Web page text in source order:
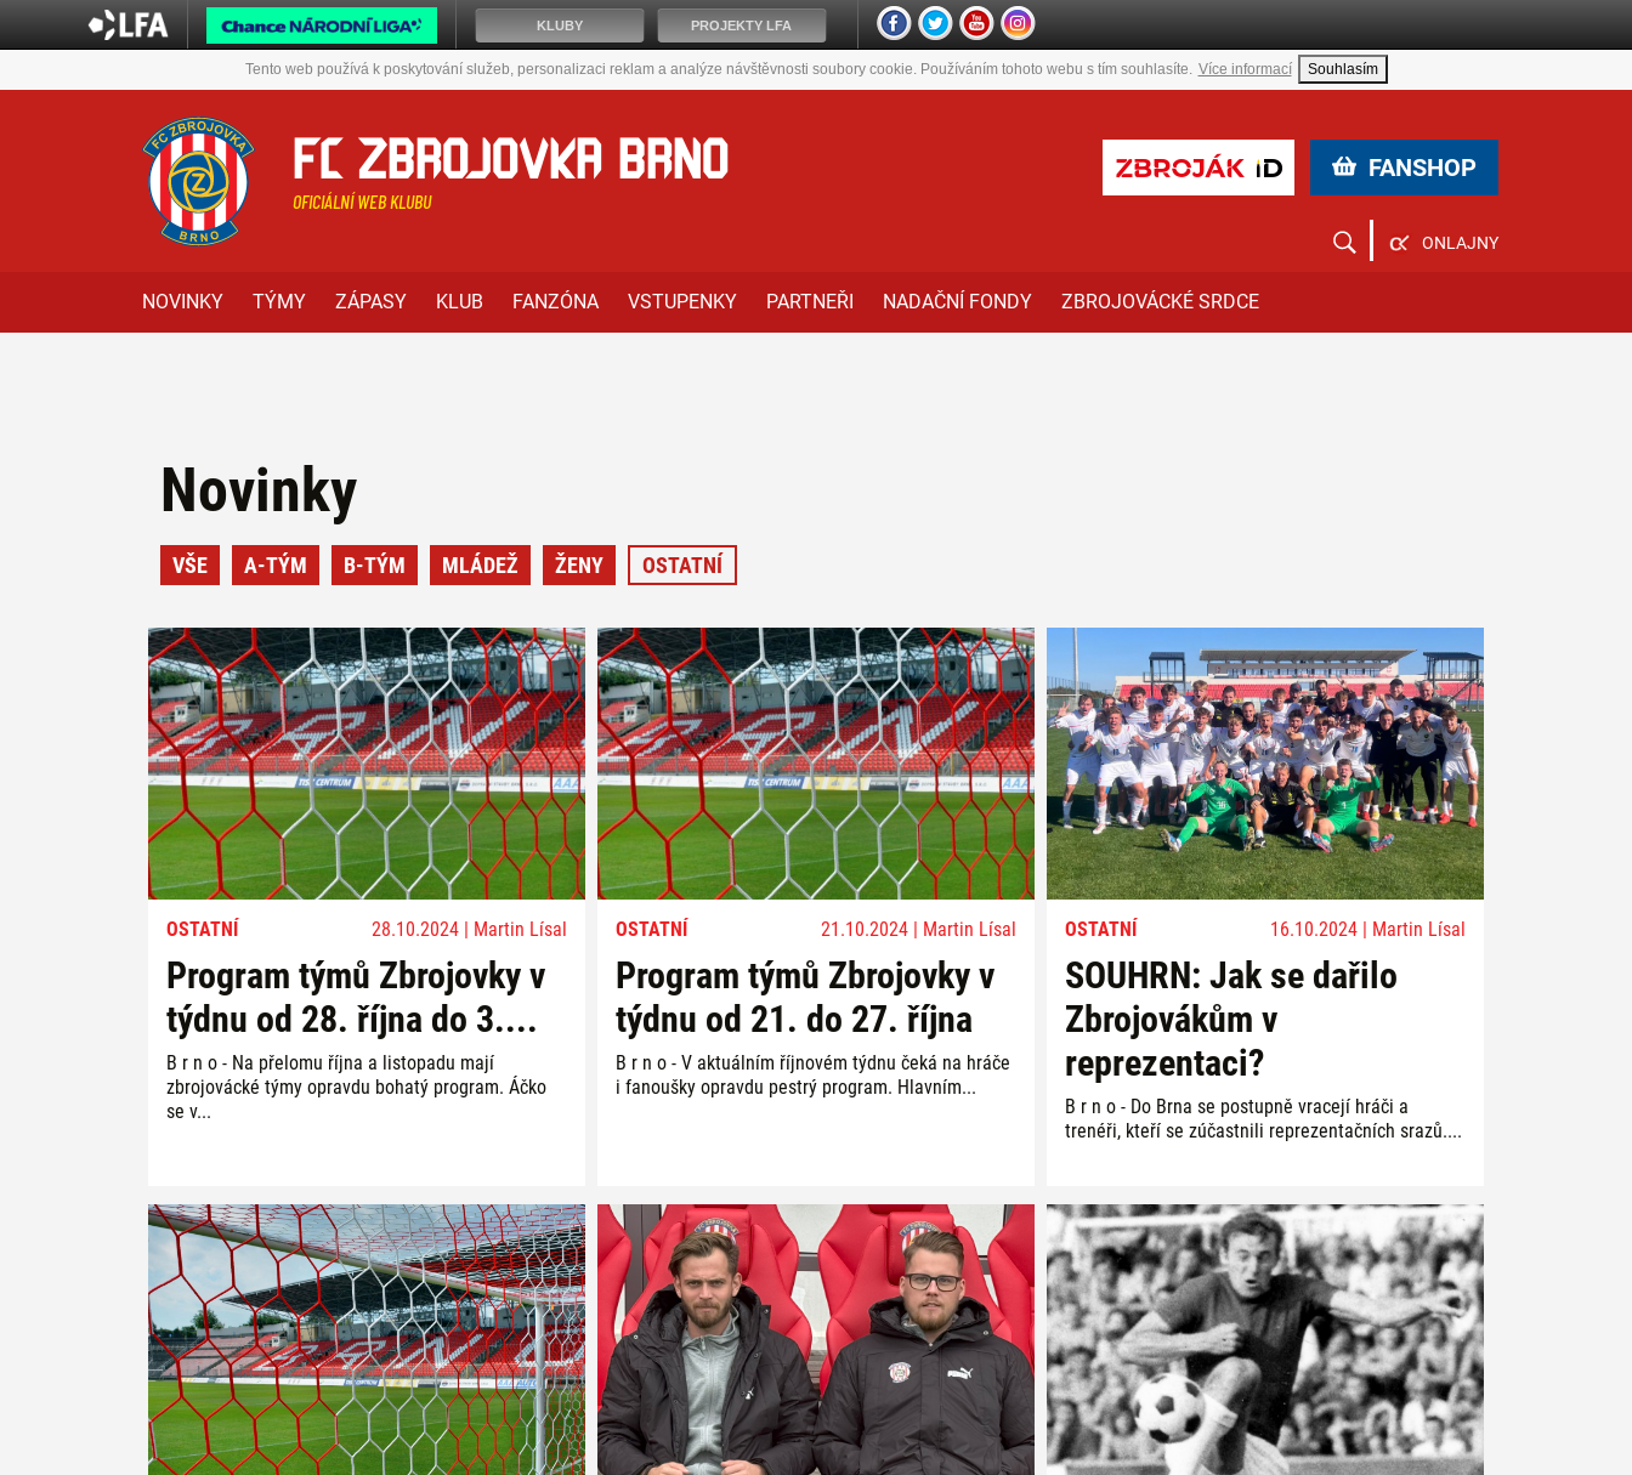
Tento web používá k poskytování služeb, personalizaci reklam a analýze návštěvnosti soubory cookie. Používáním tohoto webu s tím souhlasíte. Více informací Souhlasím
FANSHOP
ONLAJNY
FC ZBROJOVKA BRNO
OFICIÁLNÍ WEB KLUBU
NOVINKY TÝMY ZÁPASY KLUB FANZÓNA VSTUPENKY PARTNEŘI NADAČNÍ FONDY ZBROJOVÁCKÉ SRDCE
Novinky
VŠE A-TÝM B-TÝM MLÁDEŽ ŽENY OSTATNÍ
OSTATNÍ 28.10.2024 | Martin Lísal
Program týmů Zbrojovky v
týdnu od 28. října do 3....
B r n o - Na přelomu října a listopadu mají
zbrojovácké týmy opravdu bohatý program. Áčko
se v...
OSTATNÍ 21.10.2024 | Martin Lísal
Program týmů Zbrojovky v
týdnu od 21. do 27. října
B r n o - V aktuálním říjnovém týdnu čeká na hráče
i fanoušky opravdu pestrý program. Hlavním...
OSTATNÍ 16.10.2024 | Martin Lísal
SOUHRN: Jak se dařilo
Zbrojovákům v
reprezentaci?
B r n o - Do Brna se postupně vracejí hráči a
trenéři, kteří se zúčastnili reprezentačních srazů....
KLUBY PROJEKTY LFA